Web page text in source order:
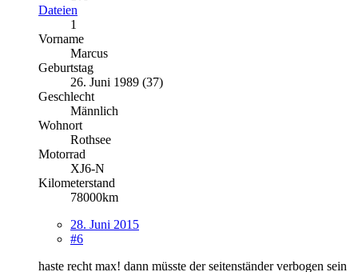
Dateien
1
Vorname
Marcus
Geburtstag
26. Juni 1989 (37)
Geschlecht
Männlich
Wohnort
Rothsee
Motorrad
XJ6-N
Kilometerstand
78000km
28. Juni 2015
#6
haste recht max! dann müsste der seitenständer verbogen sein